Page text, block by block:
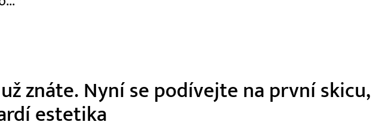
už znáte. Nyní se podívejte na první skicu,
estetika